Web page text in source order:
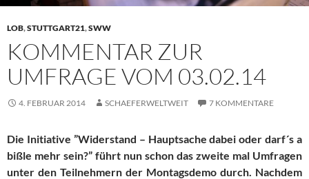
LOB,STUTTGART21,SWW
KOMMENTAR ZUR
UMFRAGE VOM 03.02.14
4. FEBRUAR 2014 SCHAEFERWELTWEIT 7 KOMMENTARE
Die Initiative ”Widerstand – Hauptsache dabei oder darf´s a
bißle mehr sein?” führt nun schon das zweite mal Umfragen
unter den Teilnehmern der Montagsdemo durch. Nachdem